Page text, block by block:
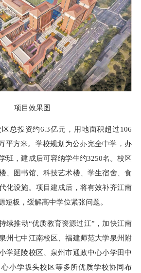
项目效果图
投资约6.3亿元，用地面积超过106
平方米。学校规划为公办完全中学，办
班，建成后可容纳学生约3250名。校区
、图书馆、科技艺术楼、学生宿舍、食
化设施。项目建成后，将有效补齐江南
短板，缓解高中学位紧张问题。
推动“优质教育资源过江”，加快江南
州七中江南校区、福建师范大学泉州附
学延陵校区、泉州市通政中心小学田中
小学坂头校区等多所优质学校协同布